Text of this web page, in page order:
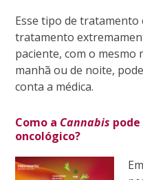
Esse tipo de tratamento
tratamento
paciente, com o mesmo
manhã ou de noite,
conta a médica.
Como a Cannabis
oncológico?